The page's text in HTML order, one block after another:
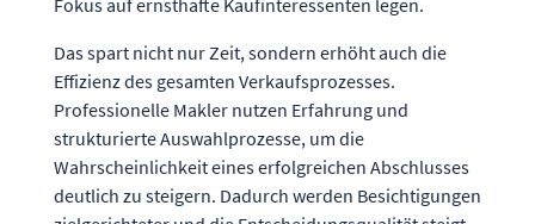
Fokus auf ernsthafte Kaufinteressenten legen.
Das spart nicht nur Zeit, sondern erhöht auch die
Effizienz des gesamten Verkaufsprozesses.
Professionelle Makler nutzen Erfahrung und
strukturierte Auswahlprozesse, um die
Wahrscheinlichkeit eines erfolgreichen Abschlusses
deutlich zu steigern. Dadurch werden Besichtigungen